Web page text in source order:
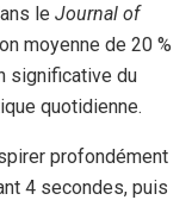
le Journal of
moyenne de 20 %
significative du
quotidienne.
profondément
4 secondes, puis